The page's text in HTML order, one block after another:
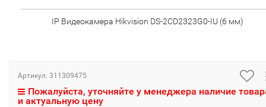
IP Видеокамера Hikvision DS-2CD2323G0-IU (6 мм)
Артикул: 311309475
Пожалуйста, уточняйте у менеджера наличие
и актуальную цену